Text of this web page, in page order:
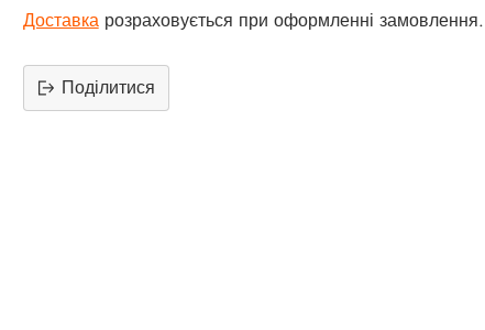
Доставкарозраховується при оформленні замовлення.
Поділитися